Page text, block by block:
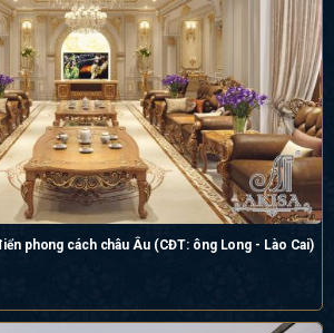
phong cách châu Âu (CĐT: ông Long - Lào Cai)